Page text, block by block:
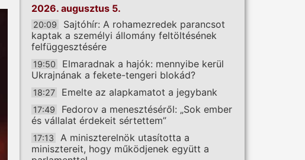
2026. augusztus 5.
20:09
Sajtóhír: A rohamezredek parancsot
kaptak a személyi állomány feltöltésének
felfüggesztésére
19:50
Elmaradnak a hajók: mennyibe kerül
Ukrajnának a fekete-tengeri blokád?
18:27 Emelte az alapkamatot a jegybank
17:49
Fedorov a menesztéséről: „Sok ember
és vállalat érdekeit sértettem”
17:13
A miniszterelnök utasította a
minisztereit, hogy működjenek együtt a